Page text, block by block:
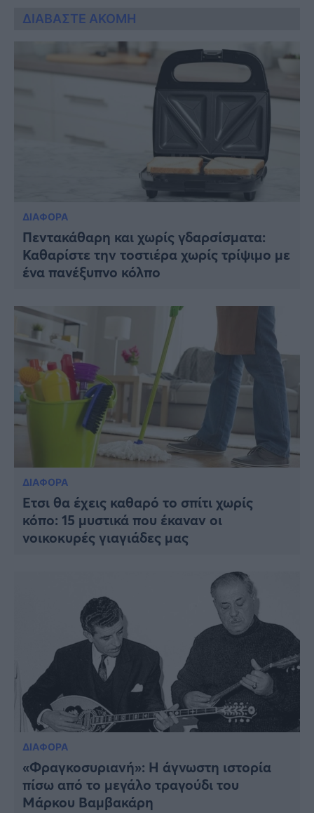
ΔΙΑΒΑΣΤΕ ΑΚΟΜΗ
ΔΙΑΦΟΡΑ
Πεντακάθαρη και χωρίς γδαρσίσματα:
Καθαρίστε την τοστιέρα χωρίς τρίψιμο με
ένα πανέξυπνο κόλπο
ΔΙΑΦΟΡΑ
Έτσι θα έχεις καθαρό το σπίτι χωρίς
κόπο: 15 μυστικά που έκαναν οι
νοικοκυρές γιαγιάδες μας
ΔΙΑΦΟΡΑ
«Φραγκοσυριανή»: Η άγνωστη ιστορία
πίσω από το μεγάλο τραγούδι του
Μάρκου Βαμβακάρη